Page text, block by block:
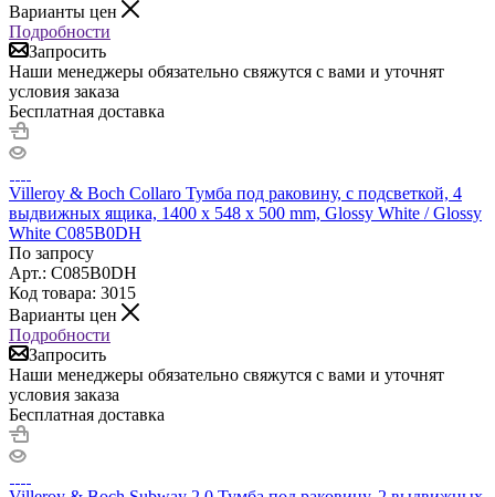
Варианты цен
Подробности
Запросить
Наши менеджеры обязательно свяжутся с вами и уточнят
условия заказа
Бесплатная доставка
Villeroy & Boch Collaro Тумба под раковину, с подсветкой, 4
выдвижных ящика, 1400 x 548 x 500 mm, Glossy White / Glossy
White C085B0DH
По запросу
Арт.: C085B0DH
Код товара: 3015
Варианты цен
Подробности
Запросить
Наши менеджеры обязательно свяжутся с вами и уточнят
условия заказа
Бесплатная доставка